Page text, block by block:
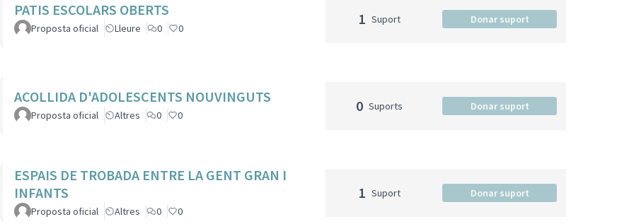
PATIS ESCOLARS OBERTS
Proposta oficial Lleure 0 0
1 Suport Donar suport
ACOLLIDA D'ADOLESCENTS NOUVINGUTS
Proposta oficial Altres 0 0
0 Suports Donar suport
ESPAIS DE TROBADA ENTRE LA GENT GRAN I
INFANTS
Proposta oficial Altres 0 0
1 Suport Donar suport